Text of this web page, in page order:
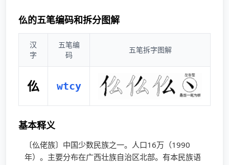
仫的五笔编码和拆分图解
汉
字
五笔编
码
五笔拆字图解
仫 wtcy
基本释义
〔仫佬族〕中国少数民族之一。人口16万（1990
年）。主要分布在广西壮族自治区北部。有本民族语